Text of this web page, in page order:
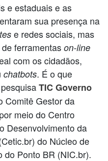
e estaduais e as
sua presença na
e redes sociais, mas
ferramentas on-line
com os cidadãos,
chatbots. É o que
TIC Governo
Comitê Gestor da
meio do Centro
Desenvolvimento da
do Núcleo de
do Ponto BR (NIC.br).